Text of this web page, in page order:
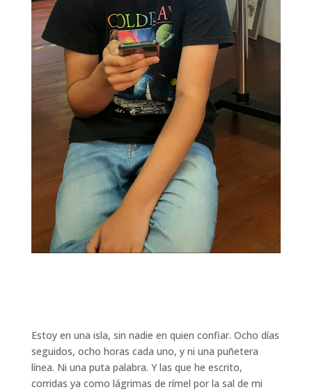
Estoy en una isla, sin nadie en quien confiar. Ocho días
seguidos, ocho horas cada uno, y ni una puñetera
línea. Ni una puta palabra. Y las que he escrito,
corridas ya como lágrimas de rímel por la sal de mi